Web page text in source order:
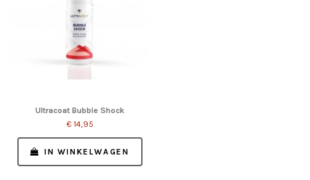
Ultracoat Bubble Shock
€ 14,95
IN WINKELWAGEN